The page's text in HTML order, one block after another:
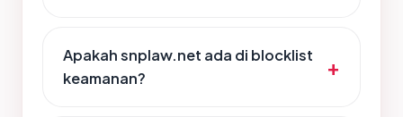
Apakah snplaw.net ada di blocklist
keamanan?